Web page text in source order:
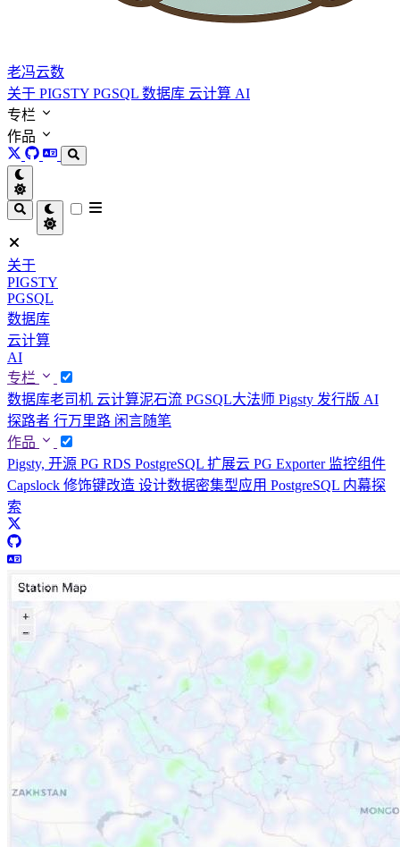
老冯云数
关于 PIGSTY PGSQL 数据库 云计算 AI
专栏
作品
关于
PIGSTY
PGSQL
数据库
云计算
AI
专栏
数据库老司机 云计算泥石流 PGSQL大法师 Pigsty 发行版 AI
探路者 行万里路 闲言随笔
作品
Pigsty, 开源 PG RDS PostgreSQL 扩展云 PG Exporter 监控组件
Capslock 修饰键改造 设计数据密集型应用 PostgreSQL 内幕探
索